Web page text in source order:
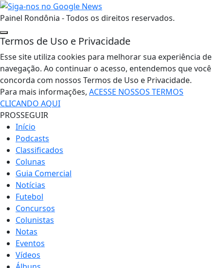
Painel Rondônia - Todos os direitos reservados.
Termos de Uso e Privacidade
Esse site utiliza cookies para melhorar sua experiência de
navegação. Ao continuar o acesso, entendemos que você
concorda com nossos Termos de Uso e Privacidade.
Para mais informações, ACESSE NOSSOS TERMOS
CLICANDO AQUI
PROSSEGUIR
Início
Podcasts
Classificados
Colunas
Guia Comercial
Notícias
Futebol
Concursos
Colunistas
Notas
Eventos
Vídeos